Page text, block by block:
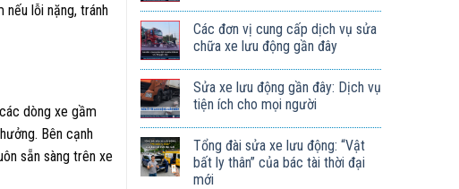
lỗi nặng, tránh
dòng xe gầm
Bên cạnh
sẵn sàng trên xe
Các đơn vị cung cấp dịch vụ sửa
chữa xe lưu động gần đây
Sửa xe lưu động gần đây: Dịch vụ
tiện ích cho mọi người
Tổng đài sửa xe lưu động: “Vật
bất ly thân” của bác tài thời đại
mới